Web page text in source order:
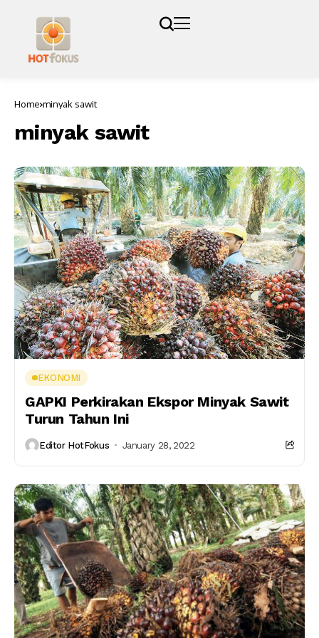
Home minyak sawit
minyak sawit
EKONOMI
GAPKI Perkirakan Ekspor Minyak Sawit
Turun Tahun Ini
Editor HotFokus January 28, 2022